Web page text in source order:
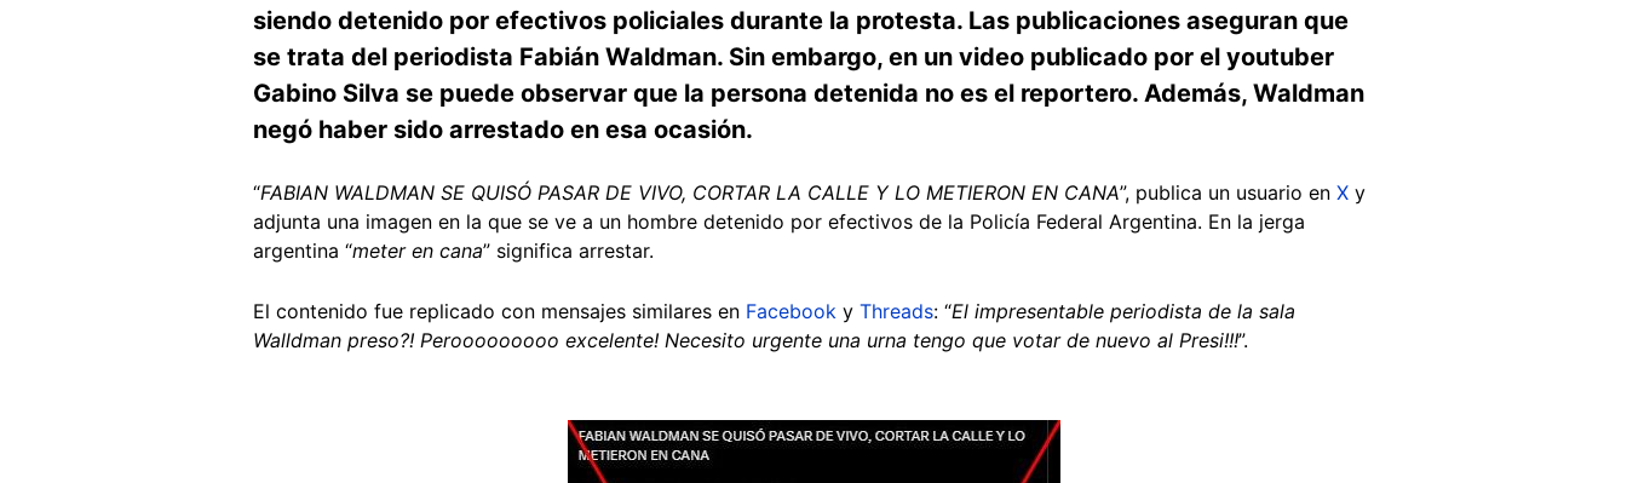
siendo detenido por efectivos policiales durante la protesta. Las publicaciones aseguran que
se trata del periodista Fabián Waldman. Sin embargo, en un video publicado por el youtuber
Gabino Silva se puede observar que la persona detenida no es el reportero. Además, Waldman
negó haber sido arrestado en esa ocasión.
“FABIAN WALDMAN SE QUISÓ PASAR DE VIVO, CORTAR LA CALLE Y LO METIERON EN CANA”, publica un usuario en X y
adjunta una imagen en la que se ve a un hombre detenido por efectivos de la Policía Federal Argentina. En la jerga
argentina “meter en cana” significa arrestar.
El contenido fue replicado con mensajes similares en Facebook y Threads: “El impresentable periodista de la sala
Walldman preso?! Perooooooooo excelente! Necesito urgente una urna tengo que votar de nuevo al Presi!!!”.